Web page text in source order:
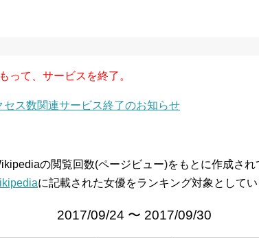
って、サービスを終了。
ス数関連サービス終了のお知らせ
の閲覧回数(ページビュー)をもとに作成され
に記載された女優をランキング対象としてい
2017/09/24 〜 2017/09/30